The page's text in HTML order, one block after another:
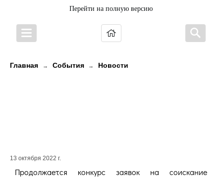
Перейти на полную версию
Главная → События → Новости
13 октября 2022 г.
Продолжается конкурс заявок на соискание